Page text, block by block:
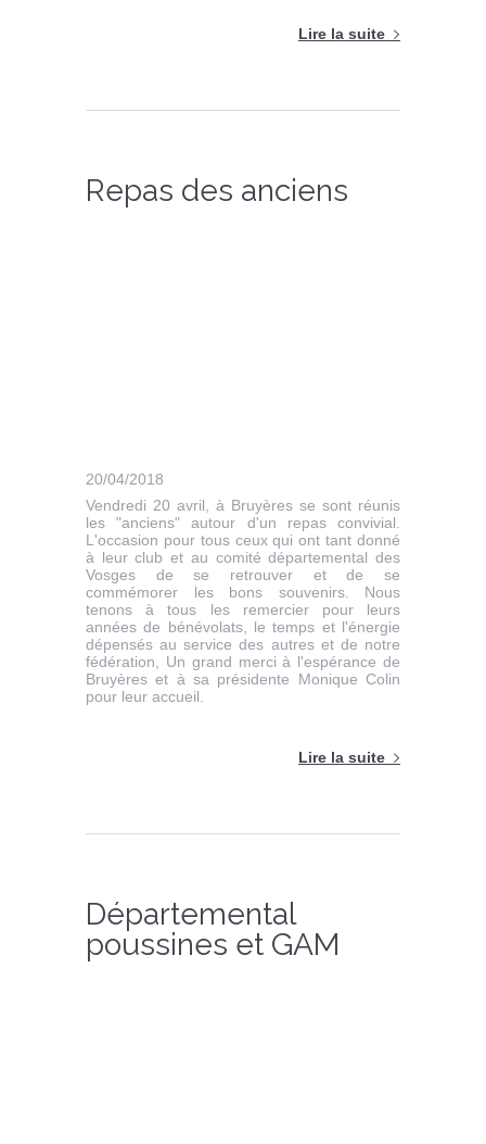
Lire la suite
Repas des anciens
20/04/2018
Vendredi 20 avril, à Bruyères se sont réunis
les "anciens" autour d'un repas convivial.
L'occasion pour tous ceux qui ont tant donné
à leur club et au comité départemental des
Vosges de se retrouver et de se
commémorer les bons souvenirs. Nous
tenons à tous les remercier pour leurs
années de bénévolats, le temps et l'énergie
dépensés au service des autres et de notre
fédération, Un grand merci à l'espérance de
Bruyères et à sa présidente Monique Colin
pour leur accueil.
Lire la suite
Départemental
poussines et GAM